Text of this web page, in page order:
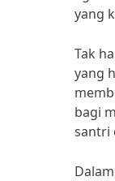
yang
Tak
yang
bagi
santri